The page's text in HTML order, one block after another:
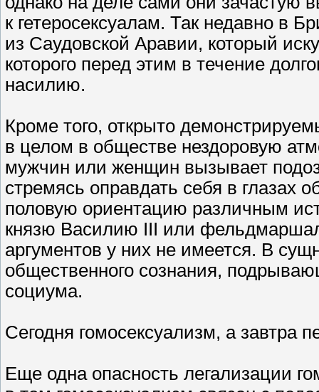
к гетеросексуалам. Так недавно в
из Саудовской Аравии, который
которого перед этим в течение
насилию.
Кроме того, открыто
в целом в обществе нездоровую
мужчин или женщин вызывает
стремясь оправдать себя в глазах
половую ориентацию различным
князю Василию III или
аргументов у них не имеется. В
общественного сознания,
социума.
Сегодня гомосексуализм, а завтра
Еще одна опасность легализации